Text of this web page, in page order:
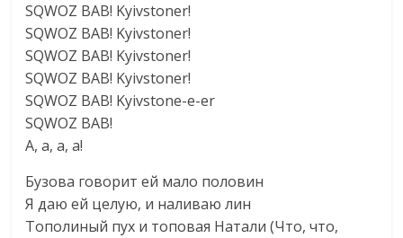
SQWOZ BAB! Kyivstoner!
SQWOZ BAB! Kyivstoner!
SQWOZ BAB! Kyivstoner!
SQWOZ BAB! Kyivstoner!
SQWOZ BAB! Kyivstone-e-er
SQWOZ BAB!
А, а, а, а!
Бузова говорит ей мало половин
Я даю ей целую, и наливаю лин
Тополиный пух и топовая Натали (Что, что,